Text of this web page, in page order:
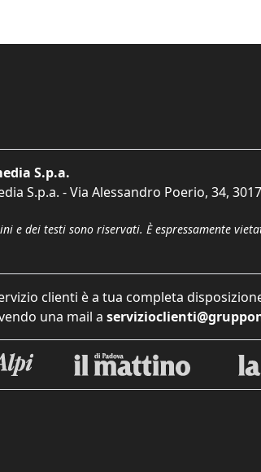
S.p.a.
S.p.a. - Via Alessandro Poerio, 34,
e dei testi sono riservati. È espressamente
clienti è a tua completa
una mail a